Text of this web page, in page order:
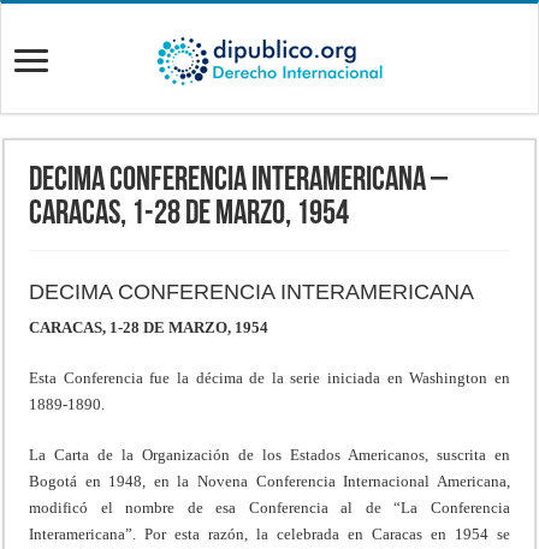
DECIMA CONFERENCIA INTERAMERICANA –
Caracas, 1-28 de Marzo, 1954
DECIMA CONFERENCIA INTERAMERICANA
CARACAS, 1-28 DE MARZO, 1954
Esta Conferencia fue la décima de la serie iniciada en Washington en
1889-1890.
La Carta de la Organización de los Estados Americanos, suscrita en
Bogotá en 1948, en la Novena Conferencia Internacional Americana,
modificó el nombre de esa Conferencia al de “La Conferencia
Interamericana”. Por esta razón, la celebrada en Caracas en 1954 se